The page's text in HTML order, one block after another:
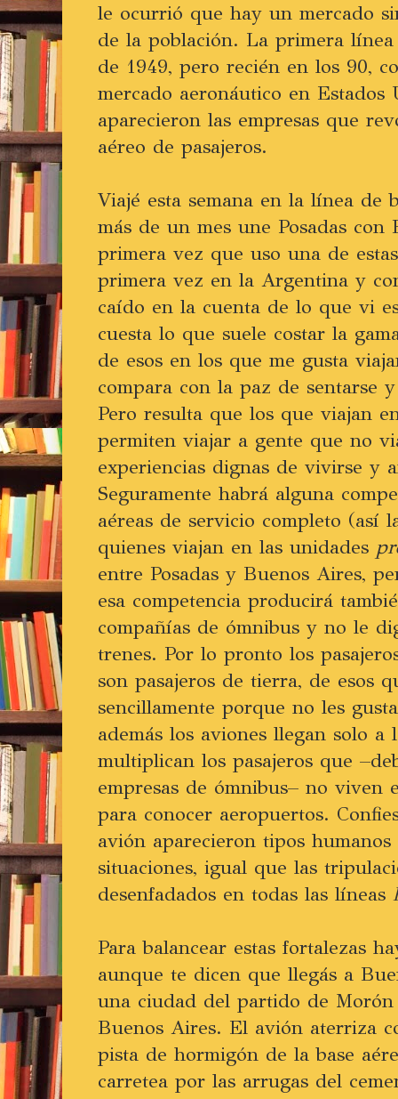
le ocurrió que hay un mercado
de la población. La primera
de 1949, pero recién en los 90,
mercado aeronáutico en Estados
aparecieron las empresas que
aéreo de pasajeros.
Viajé esta semana en la línea de
más de un mes une Posadas
primera vez que uso una de
primera vez en la Argentina y
caído en la cuenta de lo que vi
cuesta lo que suele costar la
de esos en los que me gusta
compara con la paz de sentarse
Pero resulta que los que viajan
permiten viajar a gente que no
experiencias dignas de vivirse y
Seguramente habrá alguna
aéreas de servicio completo (así
quienes viajan en las unidades
entre Posadas y Buenos Aires,
esa competencia producirá
compañías de ómnibus y no le
trenes. Por lo pronto los
son pasajeros de tierra, de esos
sencillamente porque no les
además los aviones llegan solo a
multiplican los pasajeros que
empresas de ómnibus– no viven
para conocer aeropuertos.
avión aparecieron tipos
situaciones, igual que las
desenfadados en todas las líneas
Para balancear estas fortalezas
aunque te dicen que llegás a
una ciudad del partido de
Buenos Aires. El avión aterriza
pista de hormigón de la base
carretea por las arrugas del